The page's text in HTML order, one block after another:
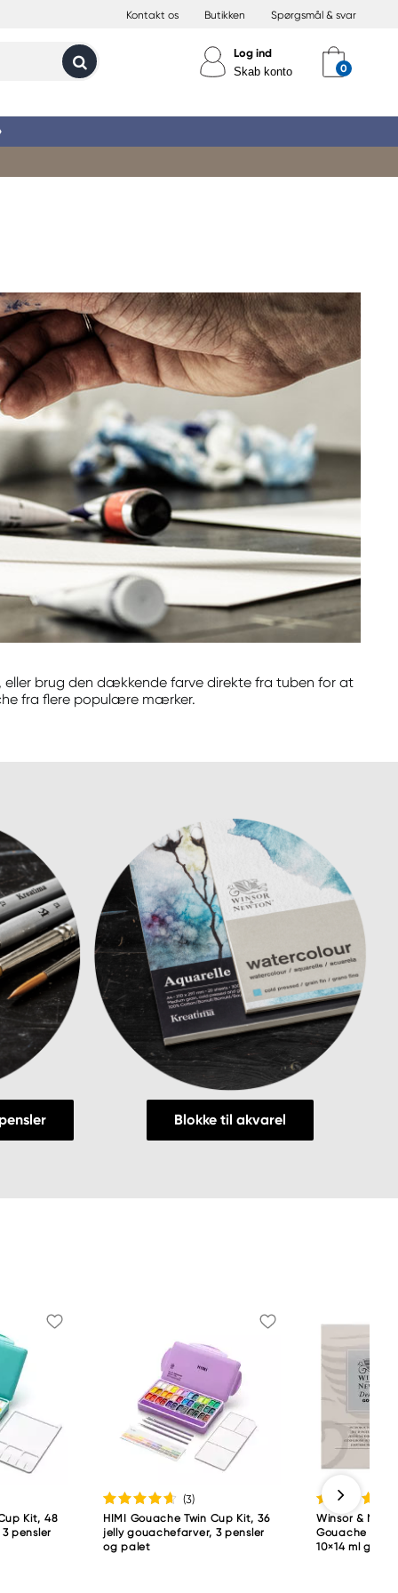
Kontakt os Butikken Spørgsmål & svar
Log ind
Skab konto
brug den dækkende farve direkte fra tuben for at
fra flere populære mærker.
Blokke til akvarel
Kit, 48
pensler
(3)
HIMI Gouache Twin Cup Kit, 36
jelly gouachefarver, 3 pensler
og palet
Winsor &
Gouache
10×14 ml